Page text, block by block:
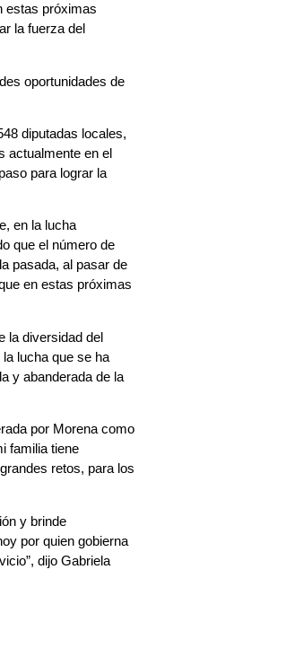
estas próximas
la fuerza del
oportunidades de
diputadas locales,
actualmente en el
para lograr la
en la lucha
que el número de
pasada, al pasar de
en estas próximas
la diversidad del
lucha que se ha
y abanderada de la
por Morena como
familia tiene
retos, para los
y brinde
por quien gobierna
dijo Gabriela